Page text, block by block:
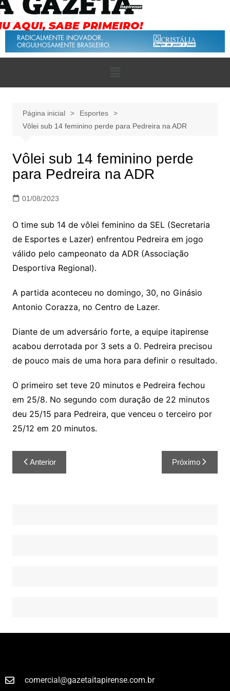
Página inicial
Esportes
Vôlei sub 14 feminino perde para Pedreira na ADR
Vôlei sub 14 feminino perde
para Pedreira na ADR
01/08/2023
O time sub 14 de vôlei feminino da SEL (Secretaria
de Esportes e Lazer) enfrentou Pedreira em jogo
válido pelo campeonato da ADR (Associação
Desportiva Regional).
A partida aconteceu no domingo, 30, no Ginásio
Antonio Corazza, no Centro de Lazer.
Diante de um adversário forte, a equipe itapirense
acabou derrotada por 3 sets a 0. Pedreira precisou
de pouco mais de uma hora para definir o resultado.
O primeiro set teve 20 minutos e Pedreira fechou
em 25/8. No segundo com duração de 22 minutos
deu 25/15 para Pedreira, que venceu o terceiro por
25/12 em 20 minutos.
Anterior Próximo
comercial@gazetaitapirense.com.br